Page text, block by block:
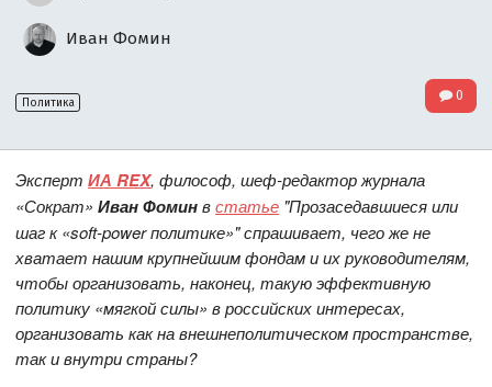
Иван Фомин
Политика 0
ЭкспертИА REX, философ, шеф-редактор журнала
«Сократ»Иван Фоминвстатье "Прозаседавшиеся или
шаг к «soft-power политике»" спрашивает, чего же не
хватает нашим крупнейшим фондам и их руководителям,
чтобы организовать, наконец, такую эффективную
политику «мягкой силы» в российских интересах,
организовать как на внешнеполитическом пространстве,
так и внутри страны?